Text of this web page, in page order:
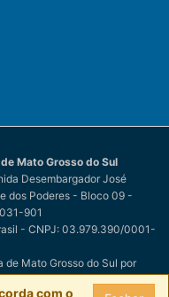
Mato Grosso do Sul
Desembargador José
dos Poderes - Bloco 09 -
901
- CNPJ: 03.979.390/0001-
Mato Grosso do Sul por
com o